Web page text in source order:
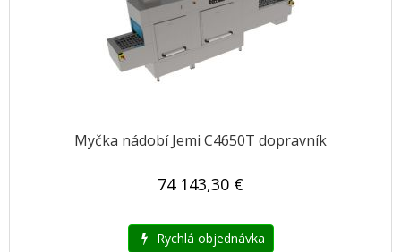
Myčka nádobí Jemi C4650T dopravník
74 143,30 €
Rychlá objednávka